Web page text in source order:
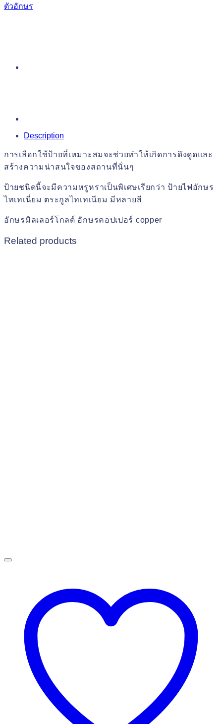
ตัวอักษร
Description
การเลือกใช้ป้ายที่เหมาะสมจะช่วยทำให้เกิดการดึงดูดและ
สร้างความน่าสนใจของสถานที่นั่นๆ
ป้ายชนิดนี้จะมีความหรูหราเป็นพิเศษเรียกว่า ป้ายไฟอักษร
ไทเทเนี่ยม ตระกูลไทเทเนียม มีหลายสี
อักษรมิลเลอร์โกลด์ อักษรคอปเปอร์ copper
Related products